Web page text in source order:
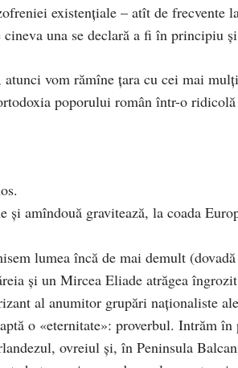
existenţiale – atît de frecvente
una se declară a fi în principiu
vom rămîne ţara cu cei mai
poporului român într-o
amîndouă gravitează, la coada
lumea încă de mai demult
şi un Mircea Eliade atrăgea
al anumitor grupări naţionaliste
o «eternitate»: proverbul. Intrăm în
ovreiul şi, în Peninsula